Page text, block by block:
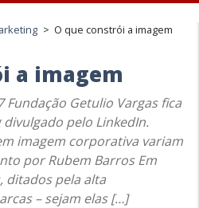
> O que constrói a imagem
a imagem
Fundação Getulio Vargas fica
pelo LinkedIn.
imagem corporativa variam
por Rubem Barros Em
ditados pela alta
– sejam elas […]